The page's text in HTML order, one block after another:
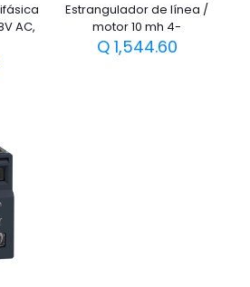
AC,
Estrangulador de línea /
motor 10 mh 4-
Q1,544.60